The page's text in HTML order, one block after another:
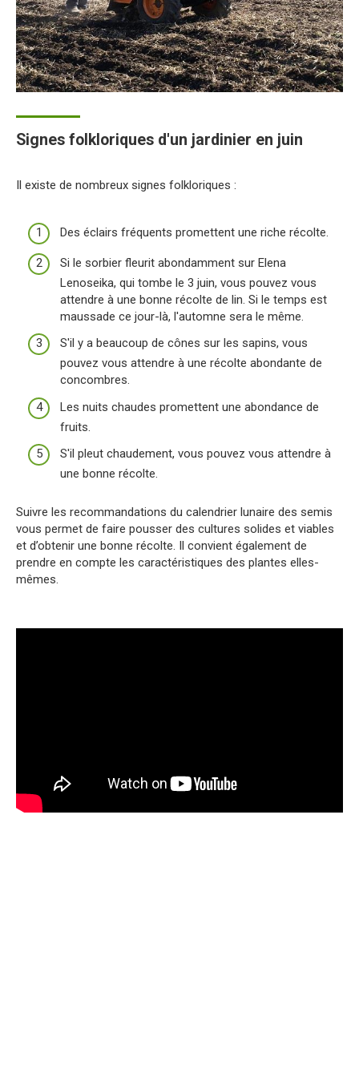
Signes folkloriques d'un jardinier en juin
Il existe de nombreux signes folkloriques :
Des éclairs fréquents promettent une riche récolte.
Si le sorbier fleurit abondamment sur Elena
Lenoseika, qui tombe le 3 juin, vous pouvez vous
attendre à une bonne récolte de lin. Si le temps est
maussade ce jour-là, l'automne sera le même.
S'il y a beaucoup de cônes sur les sapins, vous
pouvez vous attendre à une récolte abondante de
concombres.
Les nuits chaudes promettent une abondance de
fruits.
S'il pleut chaudement, vous pouvez vous attendre à
une bonne récolte.
Suivre les recommandations du calendrier lunaire des semis
vous permet de faire pousser des cultures solides et viables
et d’obtenir une bonne récolte. Il convient également de
prendre en compte les caractéristiques des plantes elles-
mêmes.